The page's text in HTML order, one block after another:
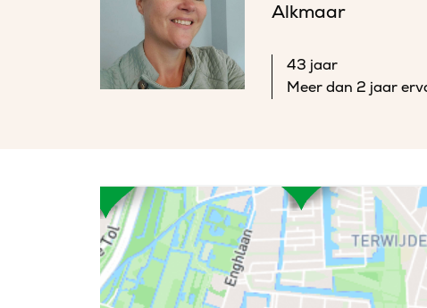
Alkmaar
43 jaar
Meer dan 2 jaar